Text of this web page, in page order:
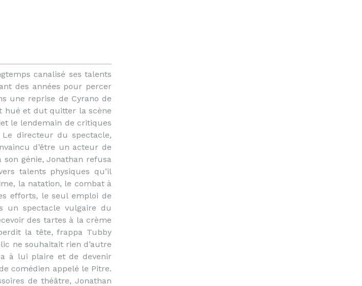
canalisé ses talents
des années pour percer
une reprise de Cyrano de
hué et dut quitter la scène
le lendemain de critiques
directeur du spectacle,
d’être un acteur de
génie, Jonathan refusa
talents physiques qu’il
la natation, le combat à
efforts, le seul emploi de
un spectacle vulgaire du
des tartes à la crème
la tête, frappa Tubby
ne souhaitait rien d’autre
à lui plaire et de devenir
comédien appelé le Pitre.
de théâtre, Jonathan